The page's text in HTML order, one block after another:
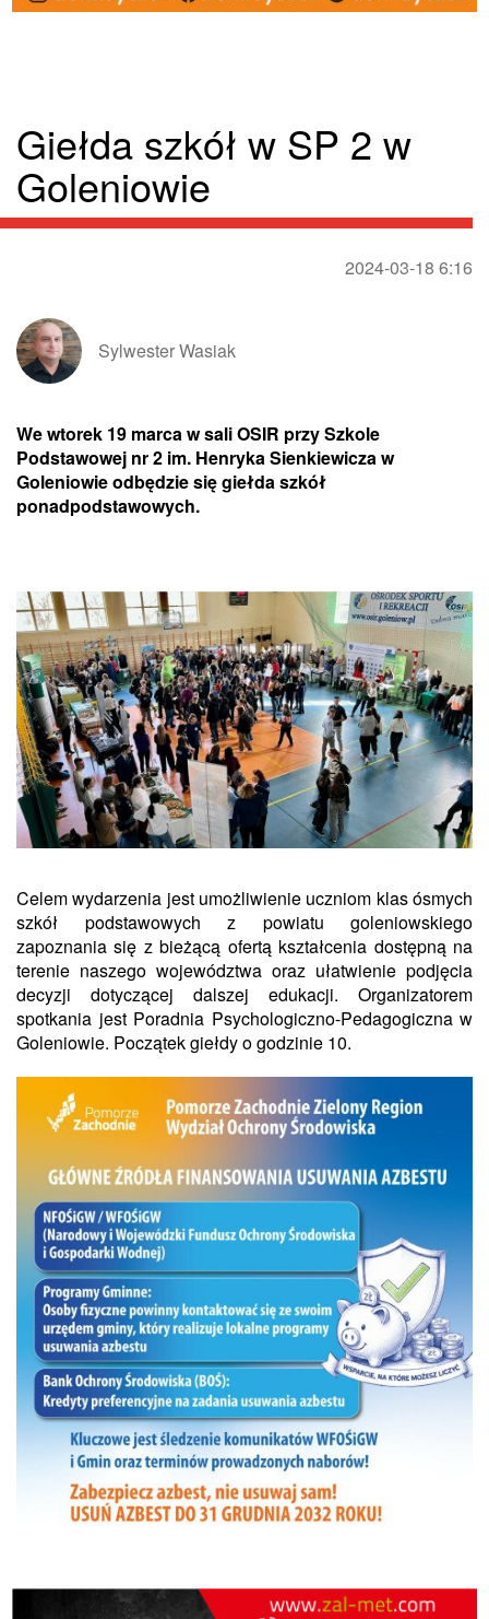
Giełda szkół w SP 2 w
Goleniowie
2024-03-18 6:16
Sylwester Wasiak
We wtorek 19 marca w sali OSIR przy Szkole
Podstawowej nr 2 im. Henryka Sienkiewicza w
Goleniowie odbędzie się giełda szkół
ponadpodstawowych.
Celem wydarzenia jest umożliwienie uczniom klas ósmych
szkół podstawowych z powiatu goleniowskiego
zapoznania się z bieżącą ofertą kształcenia dostępną na
terenie naszego województwa oraz ułatwienie podjęcia
decyzji dotyczącej dalszej edukacji. Organizatorem
spotkania jest Poradnia Psychologiczno-Pedagogiczna w
Goleniowie. Początek giełdy o godzinie 10.